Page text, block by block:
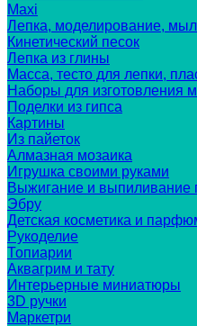
Maxi
Лепка, моделирование,
Кинетический песок
Лепка из глины
Масса, тесто для лепки,
Наборы для изготовления
Поделки из гипса
Картины
Из пайеток
Алмазная мозаика
Игрушка своими руками
Выжигание и выпиливание
Эбру
Детская косметика и
Рукоделие
Топиарии
Аквагрим и тату
Интерьерные миниатюры
3D ручки
Маркетри